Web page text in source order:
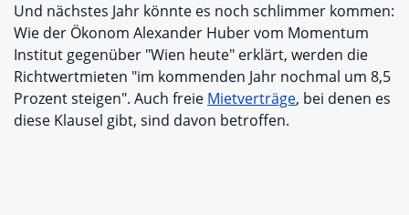
Und nächstes Jahr könnte es noch schlimmer kommen:
Wie der Ökonom Alexander Huber vom Momentum
Institut gegenüber "Wien heute" erklärt, werden die
Richtwertmieten "im kommenden Jahr nochmal um 8,5
Prozent steigen". Auch freie Mietverträge, bei denen es
diese Klausel gibt, sind davon betroffen.